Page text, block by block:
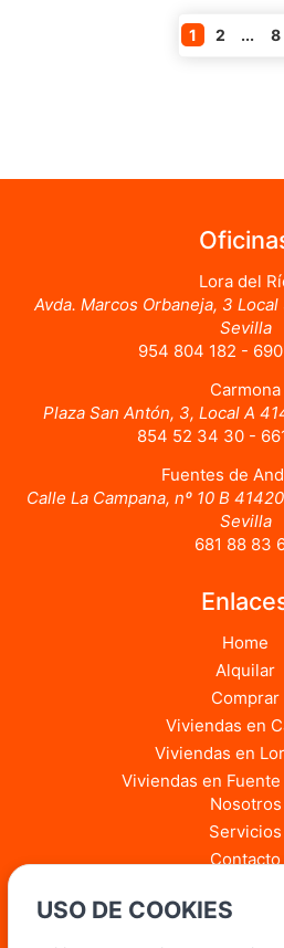
1 2 ... 8
Home
Alquilar
Comprar
Viviendas en
Viviendas en
Viviendas en
Nosotros
Servicios
Contacto
Quiero
Lora del
Avda. Marcos Orbaneja, 3
Sevilla
954 804 182 -
Carmona
Plaza San Antón, 3, Local A
854 52 34 30 -
Fuentes de
Calle La Campana, nº 10 B
Sevilla
681 88 83
USO DE COOKIES